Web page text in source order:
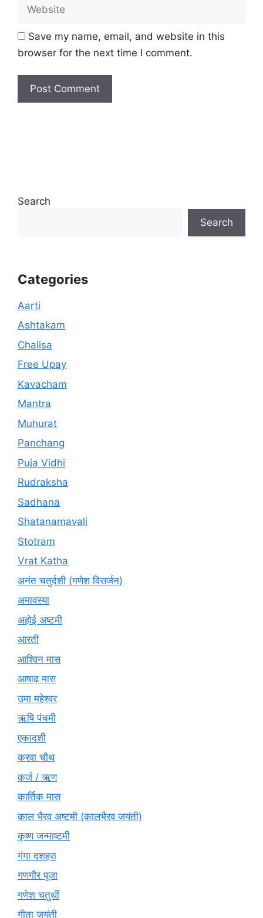
Save my name, email, and website in this
browser for the next time I comment.
Search
Search
Categories
Aarti
Ashtakam
Chalisa
Free Upay
Kavacham
Mantra
Muhurat
Panchang
Puja Vidhi
Rudraksha
Sadhana
Shatanamavali
Stotram
Vrat Katha
अनंत चतुर्दशी (गणेश विसर्जन)
अमावस्या
अहोई अष्टमी
आरती
आश्विन मास
आषाढ़ मास
उमा महेश्वर
ऋषि पंचमी
एकादशी
करवा चौथ
कर्ज / ऋण
कार्तिक मास
काल भैरव अष्टमी (कालभैरव जयंती)
कृष्ण जन्माष्टमी
गंगा दशहरा
गणगौर पूजा
गणेश चतुर्थी
गीता जयंती